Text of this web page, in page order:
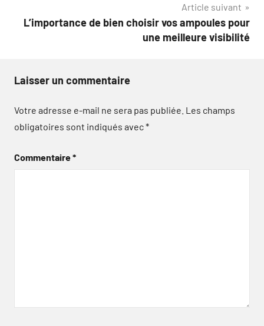
Article suivant
L’importance de bien choisir vos ampoules pour
une meilleure visibilité
Laisser un commentaire
Votre adresse e-mail ne sera pas publiée. Les champs
obligatoires sont indiqués avec*
Commentaire*